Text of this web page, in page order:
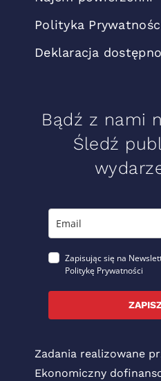
Polityka
Deklaracja
Bądź z nami
Śledź
Zapisując się na
Politykę Prywatności
Zadania realizowane
Ekonomiczny